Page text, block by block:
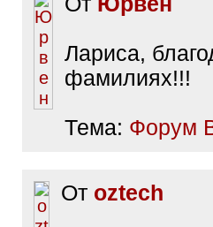
Лариса,
фамилиях!!!
Тема: Форум
От oztech